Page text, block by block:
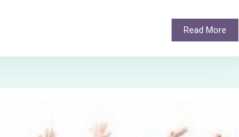
Read More